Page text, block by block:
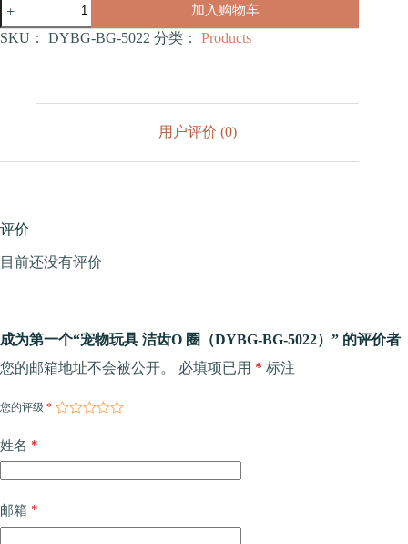
物
玩
加入购物车
SKU： DYBG-BG-5022 分类： Products
用户评价 (0)
评价
目前还没有评价
成为第一个“宠物玩具 洁齿O 圈（DYBG-BG-5022）” 的评价者
您的邮箱地址不会被公开。
必填项已用 * 标注
您的评级 *
姓名 *
邮箱 *